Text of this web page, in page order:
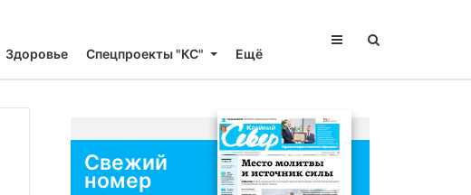
Здоровье Спецпроекты "КС" Ещё
Свежий
номер